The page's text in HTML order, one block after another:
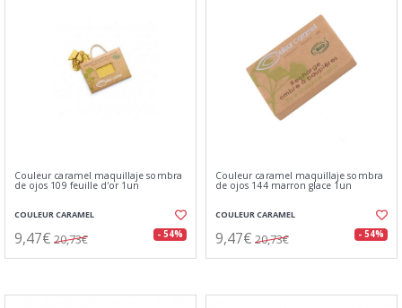
Couleur caramel maquillaje sombra
de ojos 109 feuille d'or 1un
COULEUR CARAMEL
9,47€ 20,73€ - 54%
Couleur caramel maquillaje sombra
de ojos 144 marron glace 1un
COULEUR CARAMEL
9,47€ 20,73€ - 54%